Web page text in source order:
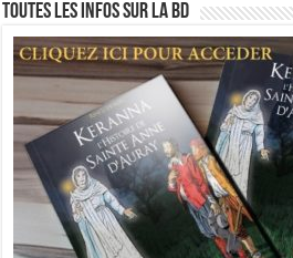
Toutes les infos sur la BD